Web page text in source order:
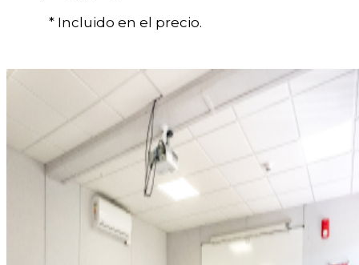
* Incluido en el precio.